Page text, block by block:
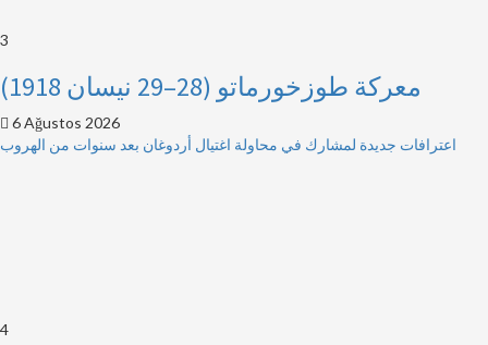
3
معركة طوزخورماتو (28–29 نيسان 1918)
6 Ağustos 2026
اعترافات جديدة لمشارك في محاولة اغتيال أردوغان بعد سنوات من الهروب
4